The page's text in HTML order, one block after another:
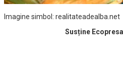
Imagine simbol: realitateadealba.net
Susține